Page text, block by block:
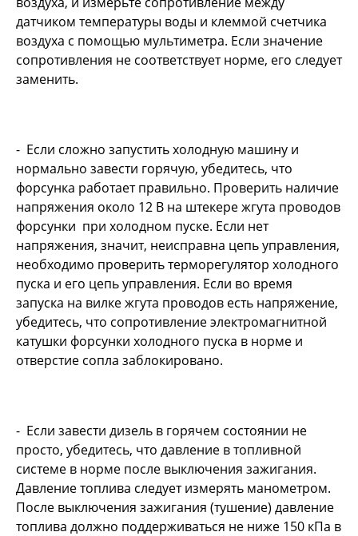
датчиком температуры воды и клеммой счетчика
воздуха с помощью мультиметра. Если значение
сопротивления не соответствует норме, его следует
заменить.
- Если сложно запустить холодную машину и
нормально завести горячую, убедитесь, что
форсунка работает правильно. Проверить наличие
напряжения около 12 В на штекере жгута проводов
форсунки при холодном пуске. Если нет
напряжения, значит, неисправна цепь управления,
необходимо проверить терморегулятор холодного
пуска и его цепь управления. Если во время
запуска на вилке жгута проводов есть напряжение,
убедитесь, что сопротивление электромагнитной
катушки форсунки холодного пуска в норме и
отверстие сопла заблокировано.
- Если завести дизель в горячем состоянии не
просто, убедитесь, что давление в топливной
системе в норме после выключения зажигания.
Давление топлива следует измерять манометром.
После выключения зажигания (тушение) давление
топлива должно поддерживаться не ниже 150 кПа в